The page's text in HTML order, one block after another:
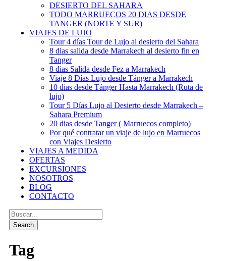
DESIERTO DEL SAHARA
TODO MARRUECOS 20 DIAS DESDE
TANGER (NORTE Y SUR)
VIAJES DE LUJO
Tour 4 días Tour de Lujo al desierto del Sahara
8 dias salida desde Marrakech al desierto fin en
Tanger
8 dias Salida desde Fez a Marrakech
Viaje 8 Días Lujo desde Tánger a Marrakech
10 dias desde Tánger Hasta Marrakech (Ruta de
lujo)
Tour 5 Días Lujo al Desierto desde Marrakech –
Sahara Premium
20 dias desde Tanger ( Marruecos completo)
Por qué contratar un viaje de lujo en Marruecos
con Viajes Desierto
VIAJES A MEDIDA
OFERTAS
EXCURSIONES
NOSOTROS
BLOG
CONTACTO
Tag